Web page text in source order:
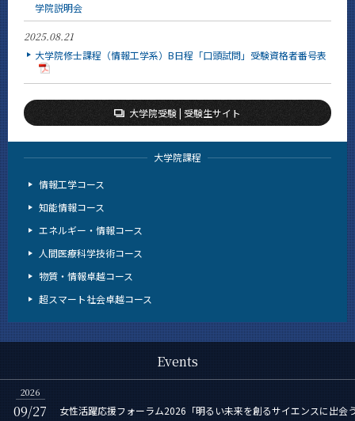
学院説明会
2025.08.21
大学院修士課程（情報工学系）B日程「口頭試問」受験資格者番号表
大学院受験 | 受験生サイト
大学院課程
情報工学コース
知能情報コース
エネルギー・情報コース
人間医療科学技術コース
物質・情報卓越コース
超スマート社会卓越コース
Events
2026
09/27 女性活躍応援フォーラム2026「明るい未来を創るサイエンスに出会